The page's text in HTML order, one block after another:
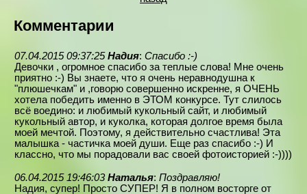
Комментарии
07.04.2015 09:37:25 Надия: Спасибо :-)
Девочки , огромное спасибо за теплые слова! Мне очень
приятно :-) Вы знаете, что я очень неравнодушна к
"плюшечкам" и ,говорю совершенно искренне, я ОЧЕНЬ
хотела победить именно в ЭТОМ конкурсе. Тут слилось
всё воедино: и любимый кукольный сайт, и любимый
кукольный автор, и куколка, которая долгое время была
моей мечтой. Поэтому, я действительно счастлива! Эта
малышка - частичка моей души. Еще раз спасибо :-) И
классно, что мы порадовали вас своей фотоисторией :-))))
06.04.2015 19:46:03 Наталья: Поздравляю!
Надия, супер! Просто СУПЕР! Я в полном восторге от